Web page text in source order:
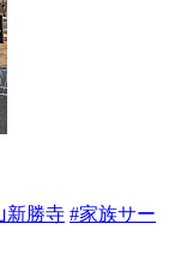
新勝寺 #家族サー